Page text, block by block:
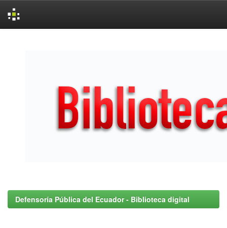
Defensoría Pública del Ecuador - Biblioteca digital